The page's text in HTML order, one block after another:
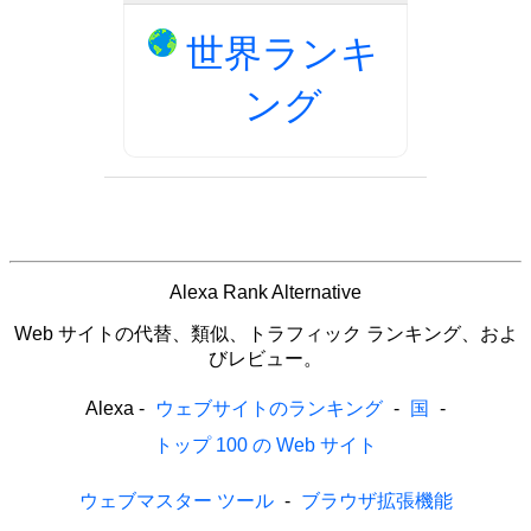
世界ランキ
ング
Alexa Rank Alternative
Web サイトの代替、類似、トラフィック ランキング、およ
びレビュー。
Alexa - ウェブサイトのランキング - 国
-
トップ 100 の Web サイト
ウェブマスター ツール - ブラウザ拡張機能